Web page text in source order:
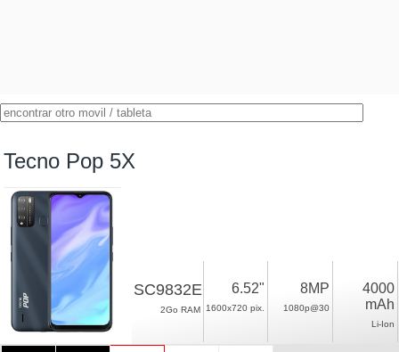
Tecno Pop 5X
SC9832E
2Go RAM
6.52"
1600x720 pix.
8MP
1080p@30
4000
mAh
Li-Ion